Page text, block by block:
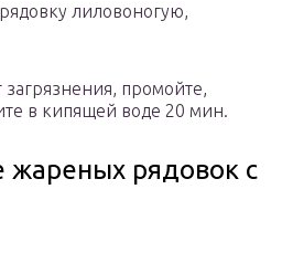
лиловоногую,
загрязнения, промойте,
в кипящей воде 20 мин.
жареных рядовок с